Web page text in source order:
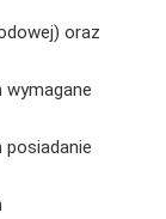
oraz